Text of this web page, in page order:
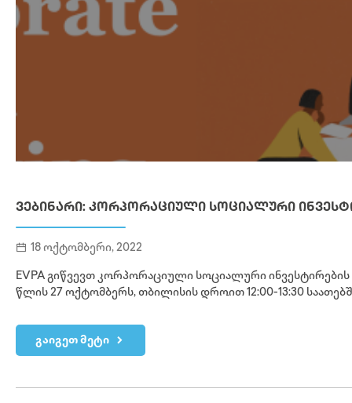
ᲕᲔᲑᲘᲜᲐᲠᲘ: ᲙᲝᲠᲞᲝᲠᲐᲪᲘᲣᲚᲘ ᲡᲝᲪᲘᲐᲚᲣᲠᲘ
18 ოქტომბერი, 2022
EVPA გიწვევთ კორპორაციული სოციალური ინვესტირების
წლის 27 ოქტომბერს, თბილისის დროით 12:00-13:30
გაიგეთ მეტი